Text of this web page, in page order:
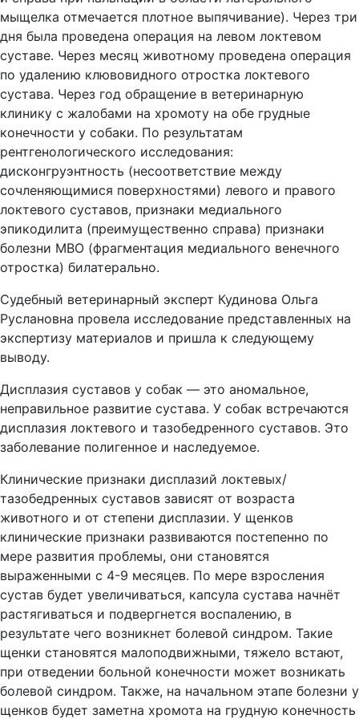
мыщелка отмечается плотное выпячивание). Через три
дня была проведена операция на левом локтевом
суставе. Через месяц животному проведена операция
по удалению клювовидного отростка локтевого
сустава. Через год обращение в ветеринарную
клинику с жалобами на хромоту на обе грудные
конечности у собаки. По результатам
рентгенологического исследования:
дисконгруэнтность (несоответствие между
сочленяющимися поверхностями) левого и правого
локтевого суставов, признаки медиального
эпикодилита (преимущественно справа) признаки
болезни МВО (фрагментация медиального венечного
отростка) билатерально.
Судебный ветеринарный эксперт Кудинова Ольга
Руслановна провела исследование представленных на
экспертизу материалов и пришла к следующему
выводу.
Дисплазия суставов у собак — это аномальное,
неправильное развитие сустава. У собак встречаются
дисплазия локтевого и тазобедренного суставов. Это
заболевание полигенное и наследуемое.
Клинические признаки дисплазий локтевых/
тазобедренных суставов зависят от возраста
животного и от степени дисплазии. У щенков
клинические признаки развиваются постепенно по
мере развития проблемы, они становятся
выраженными с 4-9 месяцев. По мере взросления
сустав будет увеличиваться, капсула сустава начнёт
растягиваться и подвергнется воспалению, в
результате чего возникнет болевой синдром. Такие
щенки становятся малоподвижными, тяжело встают,
при отведении больной конечности может возникать
болевой синдром. Также, на начальном этапе болезни у
щенков будет заметна хромота на грудную конечность